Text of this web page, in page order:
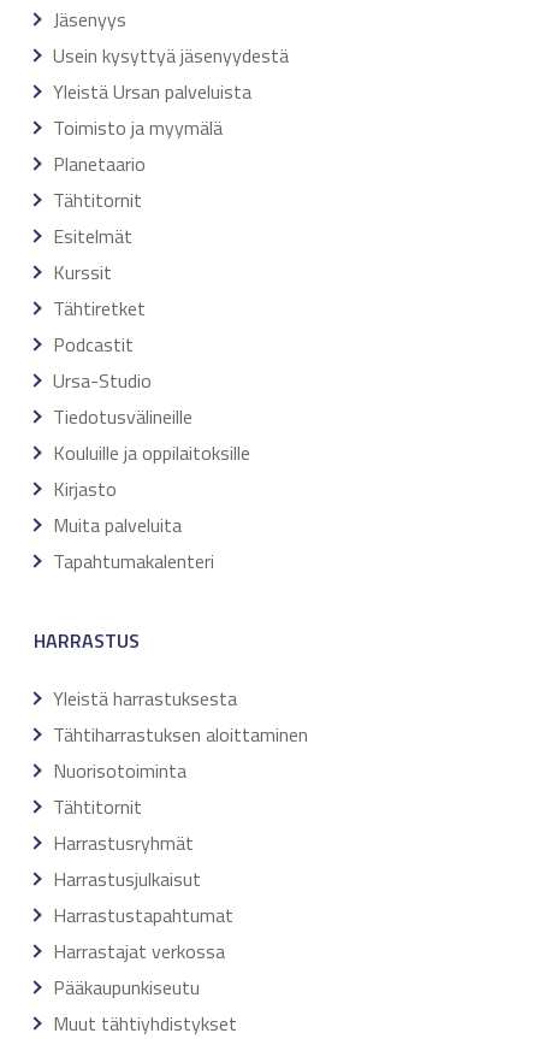
Jäsenyys
Usein kysyttyä jäsenyydestä
Yleistä Ursan palveluista
Toimisto ja myymälä
Planetaario
Tähtitornit
Esitelmät
Kurssit
Tähtiretket
Podcastit
Ursa-Studio
Tiedotusvälineille
Kouluille ja oppilaitoksille
Kirjasto
Muita palveluita
Tapahtumakalenteri
HARRASTUS
Yleistä harrastuksesta
Tähtiharrastuksen aloittaminen
Nuorisotoiminta
Tähtitornit
Harrastusryhmät
Harrastusjulkaisut
Harrastustapahtumat
Harrastajat verkossa
Pääkaupunkiseutu
Muut tähtiyhdistykset